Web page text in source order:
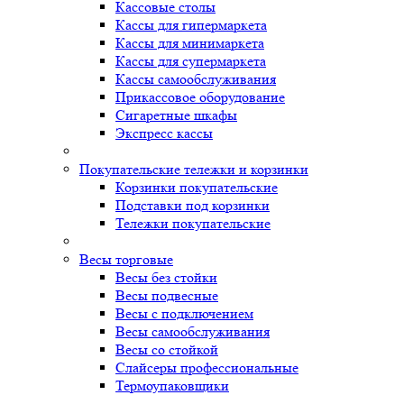
Кассовые столы
Кассы для гипермаркета
Кассы для минимаркета
Кассы для супермаркета
Кассы самообслуживания
Прикассовое оборудование
Сигаретные шкафы
Экспресс кассы
Покупательские тележки и корзинки
Корзинки покупательские
Подставки под корзинки
Тележки покупательские
Весы торговые
Весы без стойки
Весы подвесные
Весы с подключением
Весы самообслуживания
Весы со стойкой
Слайсеры профессиональные
Термоупаковщики